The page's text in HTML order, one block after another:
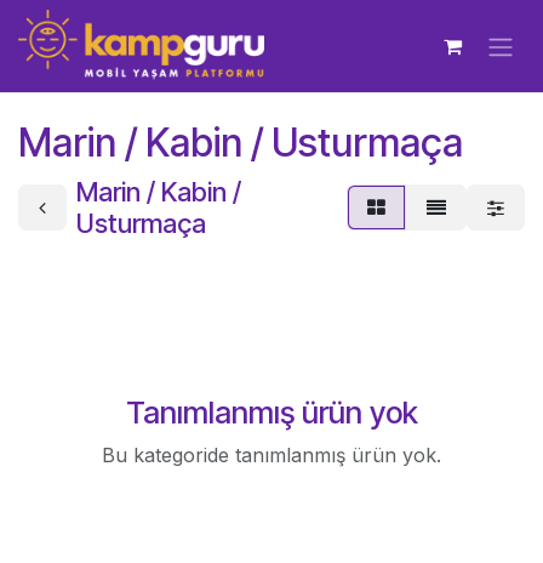
İçereği Atla
Marin / Kabin / Usturmaça
Marin / Kabin /
Usturmaça
Tanımlanmış ürün yok
Bu kategoride tanımlanmış ürün yok.